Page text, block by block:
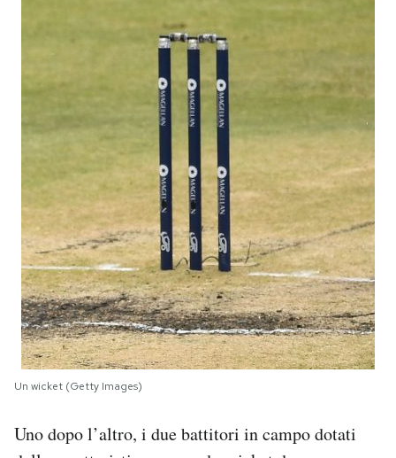
Un wicket (Getty Images)
Uno dopo l’altro, i due battitori in campo dotati